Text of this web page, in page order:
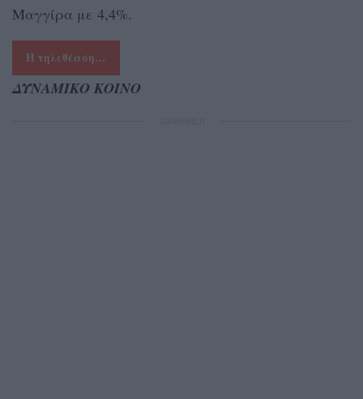
Μαγγίρα με 4,4%.
Η τηλεθέαση…
ΔΥΝΑΜΙΚΟ ΚΟΙΝΟ